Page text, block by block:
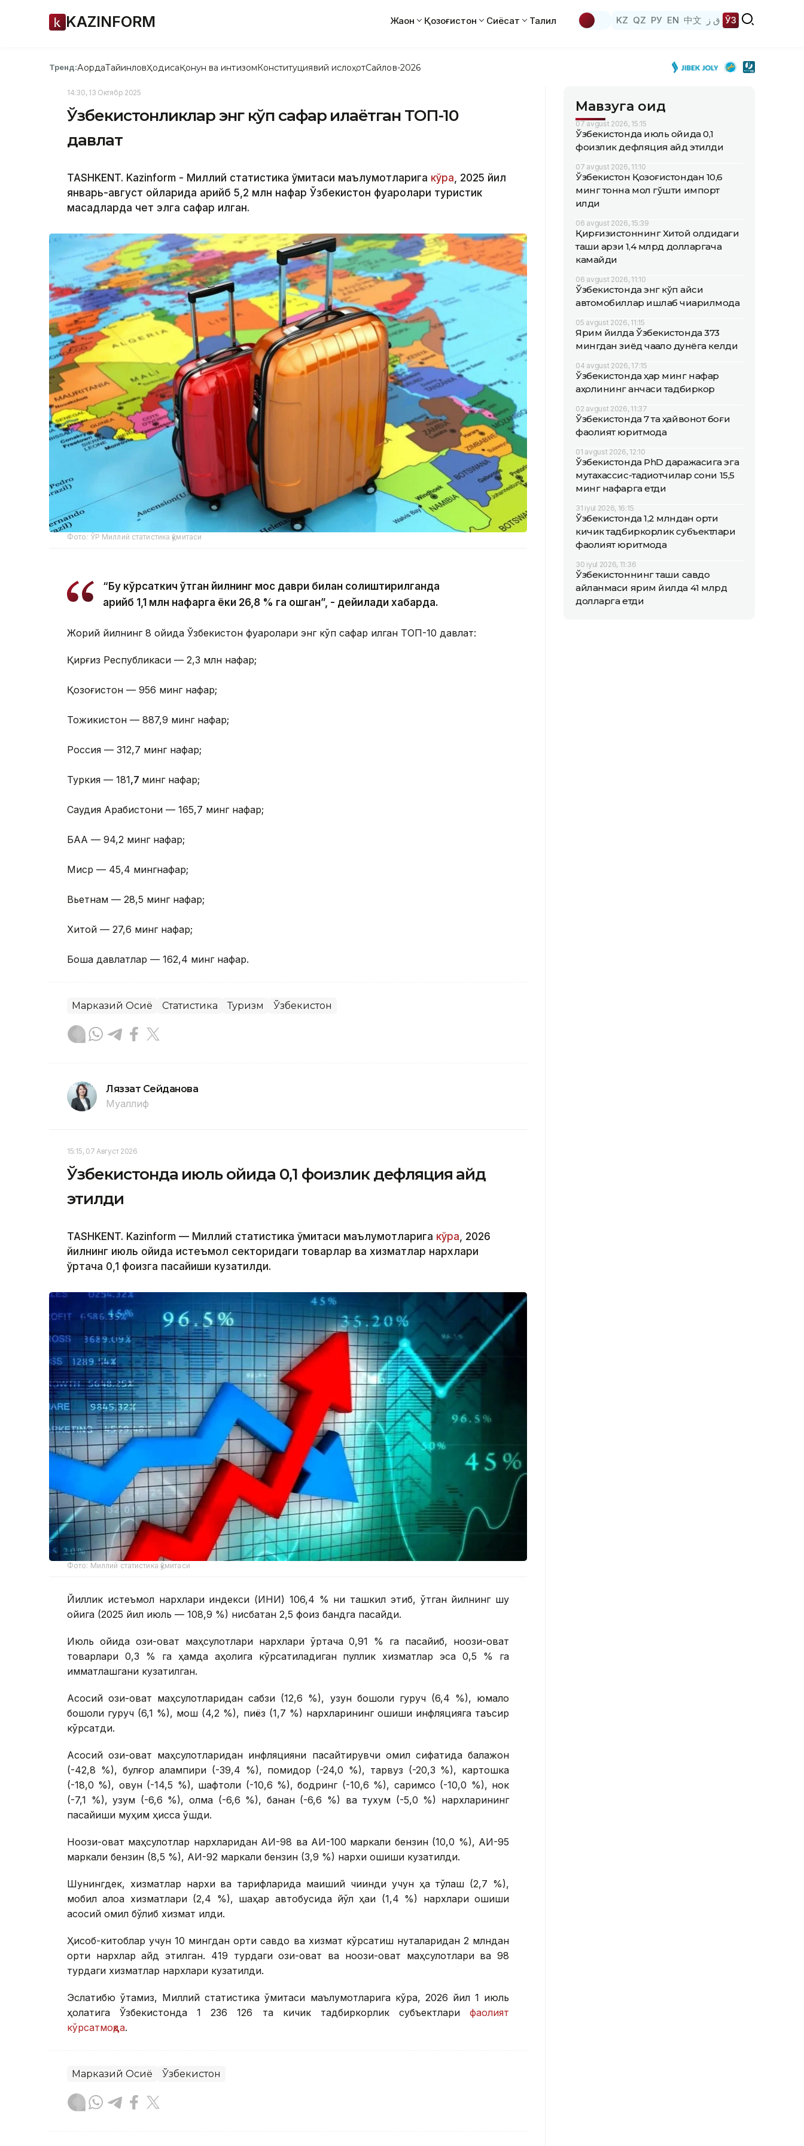
KAZINFORM Жаҳон Қозоғистон Сиёсат Таҳлил KZ QZ РУ EN 中文 ق ز ЎЗ
Тренд:АқордаТайинловҲодисаҚонун ва интизомКонституциявий ислоҳотСайлов-2026
14:30, 13 Октябр 2025
Ўзбекистонликлар энг кўп сафар қилаётган ТОП-10
давлат
TASHKENT. Kazinform - Миллий статистика қўмитаси маълумотларига кўра, 2025 йил
январь-август ойларида қарийб 5,2 млн нафар Ўзбекистон фуқаролари туристик
мақсадларда чет элга сафар қилган.
Фото: ЎР Миллий статистика қўмитаси
“Бу кўрсаткич ўтган йилнинг мос даври билан солиштирилганда
қарийб 1,1 млн нафарга ёки 26,8 % га ошган”, - дейилади хабарда.
Жорий йилнинг 8 ойида Ўзбекистон фуқаролари энг кўп сафар қилган ТОП-10 давлат:
Қирғиз Республикаси — 2,3 млн нафар;
Қозоғистон — 956 минг нафар;
Тожикистон — 887,9 минг нафар;
Россия — 312,7 минг нафар;
Туркия — 181,7 минг нафар;
Саудия Арабистони — 165,7 минг нафар;
БАА — 94,2 минг нафар;
Миср — 45,4 мингнафар;
Вьетнам — 28,5 минг нафар;
Хитой — 27,6 минг нафар;
Бошқа давлатлар — 162,4 минг нафар.
Марказий Осиё Статистика Туризм Ўзбекистон
Ляззат Сейданова
Муаллиф
15:15, 07 Август 2026
Ўзбекистонда июль ойида 0,1 фоизлик дефляция қайд
этилди
TASHKENT. Kazinform — Миллий статистика қўмитаси маълумотларига кўра, 2026
йилнинг июль ойида истеъмол секторидаги товарлар ва хизматлар нархлари
ўртача 0,1 фоизга пасайиши кузатилди.
Фото: Миллий статистика қўмитаси
Йиллик истеъмол нархлари индекси (ИНИ) 106,4 % ни ташкил этиб, ўтган йилнинг шу
ойига (2025 йил июль — 108,9 %) нисбатан 2,5 фоиз бандга пасайди.
Июль ойида озиқ-овқат маҳсулотлари нархлари ўртача 0,91 % га пасайиб, ноозиқ-овқат
товарлари 0,3 % га ҳамда аҳолига кўрсатиладиган пуллик хизматлар эса 0,5 % га
қимматлашгани кузатилган.
Асосий озиқ-овқат маҳсулотларидан сабзи (12,6 %), узун бошоқли гуруч (6,4 %), юмалоқ
бошоқли гуруч (6,1 %), мош (4,2 %), пиёз (1,7 %) нархларининг ошиши инфляцияга таъсир
кўрсатди.
Асосий озиқ-овқат маҳсулотларидан инфляцияни пасайтирувчи омил сифатида бақлажон
(-42,8 %), булғор қалампири (-39,4 %), помидор (-24,0 %), тарвуз (-20,3 %), картошка
(-18,0 %), қовун (-14,5 %), шафтоли (-10,6 %), бодринг (-10,6 %), саримсоқ (-10,0 %), нок
(-7,1 %), узум (-6,6 %), олма (-6,6 %), банан (-6,6 %) ва тухум (-5,0 %) нархларининг
пасайиши муҳим ҳисса қўшди.
Ноозиқ-овқат маҳсулотлар нархларидан АИ-98 ва АИ-100 маркали бензин (10,0 %), АИ-95
маркали бензин (8,5 %), АИ-92 маркали бензин (3,9 %) нархи ошиши кузатилди.
Шунингдек, хизматлар нархи ва тарифларида маиший чиқинди учун ҳақ тўлаш (2,7 %),
мобил алоқа хизматлари (2,4 %), шаҳар автобусида йўл ҳақи (1,4 %) нархлари ошиши
асосий омил бўлиб хизмат қилди.
Ҳисоб-китоблар учун 10 мингдан ортиқ савдо ва хизмат кўрсатиш нуқталаридан 2 млндан
ортиқ нархлар қайд этилган. 419 турдаги озиқ-овқат ва ноозиқ-овқат маҳсулотлари ва 98
турдаги хизматлар нархлари кузатилди.
Эслатибю ўтамиз, Миллий статистика қўмитаси маълумотларига кўра, 2026 йил 1 июль
ҳолатига Ўзбекистонда 1 236 126 та кичик тадбиркорлик субъектлари фаолият
кўрсатмоқда.
Марказий Осиё Ўзбекистон
Мавзуга оид
07 avgust 2026, 15:15
Ўзбекистонда июль ойида 0,1
фоизлик дефляция қайд этилди
07 avgust 2026, 11:10
Ўзбекистон Қозоғистондан 10,6
минг тонна мол гўшти импорт
қилди
06 avgust 2026, 15:39
Қирғизистоннинг Хитой олдидаги
ташқи қарзи 1,4 млрд долларгача
камайди
06 avgust 2026, 11:10
Ўзбекистонда энг кўп қайси
автомобиллар ишлаб чиқарилмоқда
05 avgust 2026, 11:15
Ярим йилда Ўзбекистонда 373
мингдан зиёд чақалоқ дунёга келди
04 avgust 2026, 17:15
Ўзбекистонда ҳар минг нафар
аҳолининг қанчаси тадбиркор
02 avgust 2026, 11:37
Ўзбекистонда 7 та ҳайвонот боғи
фаолият юритмоқда
01 avgust 2026, 12:10
Ўзбекистонда PhD даражасига эга
мутахассис-тадқиқотчилар сони 15,5
минг нафарга етди
31 iyul 2026, 16:15
Ўзбекистонда 1,2 млндан ортиқ
кичик тадбиркорлик субъектлари
фаолият юритмоқда
30 iyul 2026, 11:36
Ўзбекистоннинг ташқи савдо
айланмаси ярим йилда 41 млрд
долларга етди